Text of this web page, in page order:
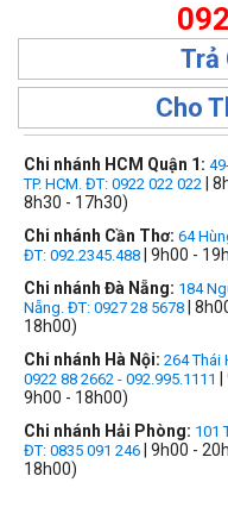
Trả
Cho
Chi nhánh HCM Quận 1:
TP. HCM. ĐT: 0922 022 022 |
8h30 - 17h30)
Chi nhánh Cần Thơ: 64
ĐT: 092.2345.488 | 9h00 -
Chi nhánh Đà Nẵng: 184
Nẵng. ĐT: 0927 28 5678 |
18h00)
Chi nhánh Hà Nội: 264 Thái
0922 88 2662 - 092.995.1111
9h00 - 18h00)
Chi nhánh Hải Phòng: 101
ĐT: 0835 091 246 | 9h00 -
18h00)